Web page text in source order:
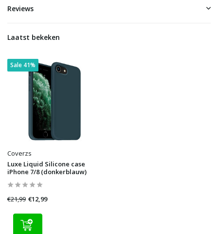
Reviews
Laatst bekeken
Sale 41%
Coverzs
Luxe Liquid Silicone case
iPhone 7/8 (donkerblauw)
€21,99 €12,99